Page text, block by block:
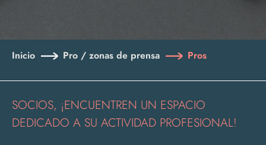
Inicio Pro / zonas de prensa Pros
SOCIOS, ¡ENCUENTREN UN ESPACIO
DEDICADO A SU ACTIVIDAD PROFESIONAL!